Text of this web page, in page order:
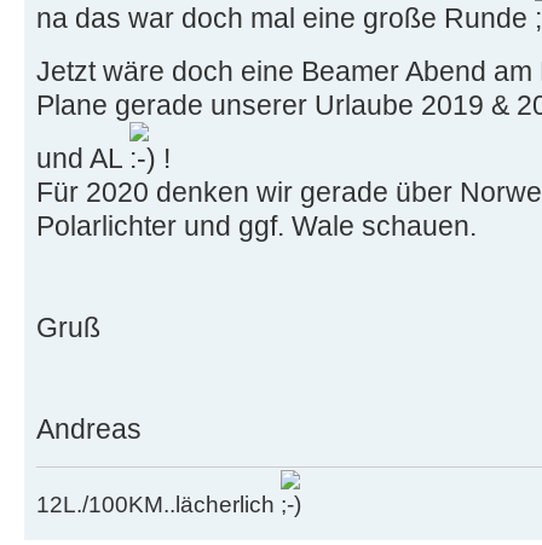
na das war doch mal eine große Runde
Jetzt wäre doch eine Beamer Abend
Plane gerade unserer Urlaube 2019 &
und AL
!
Für 2020 denken wir gerade über
Polarlichter und ggf. Wale schauen.
Gruß
Andreas
12L./100KM..lächerlich